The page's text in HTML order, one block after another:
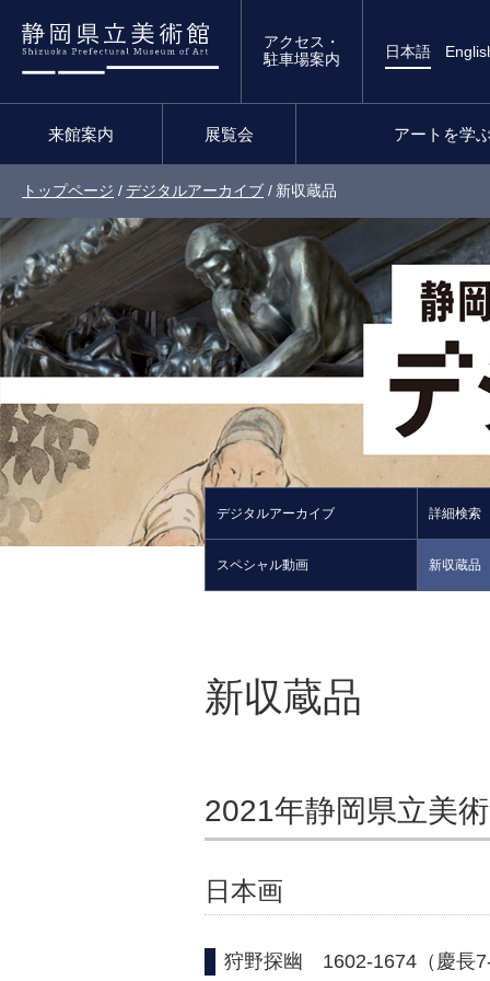
アクセス・
駐車場案内
日本語
来館案内 展覧会 アートを学
トップページ /デジタルアーカイブ / 新収蔵品
新収蔵品
2021年静岡県立美
日本画
狩野探幽 1602-1674（慶長
デジタルアーカイブ 詳細検索
スペシャル動画 新収蔵品